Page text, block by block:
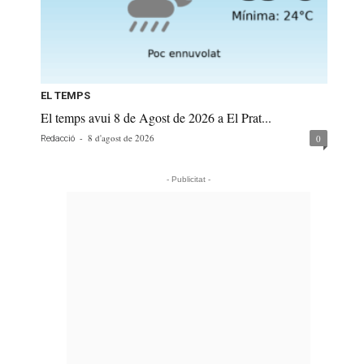
EL TEMPS
El temps avui 8 de Agost de 2026 a El Prat...
Redacció - 8 d'agost de 2026 0
- Publicitat -